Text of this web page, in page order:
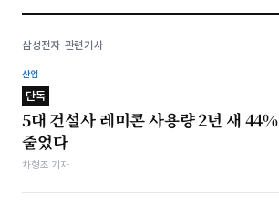
삼성전자 관련기사
산업
단독
5대 건설사 레미콘 사용량 2년 새 44%
줄었다
차형조 기자